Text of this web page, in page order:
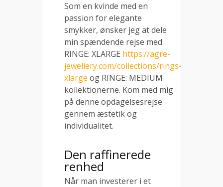
Som en kvinde med en
passion for elegante
smykker, ønsker jeg at dele
min spændende rejse med
RINGE: XLARGE https://agre-
jewellery.com/collections/rings-
xlarge og RINGE: MEDIUM
kollektionerne. Kom med mig
på denne opdagelsesrejse
gennem æstetik og
individualitet.
Den raffinerede
renhed
Når man investerer i et